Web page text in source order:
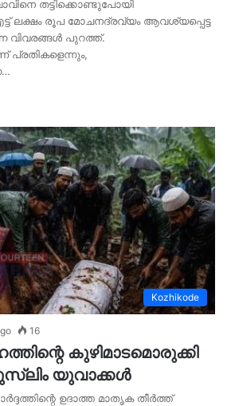
തട്ടിക്കൊണ്ടുപോയി
ലക്ഷം രൂപ മോചനദ്രവ്യം ആവശ്യപ്പെട്ട
വിവരങ്ങൾ പുറത്ത്.
പ്രതികളെന്നും,
Kozhikode
16
കുഴിമാടമൊരുക്കി
യുവാക്കൾ
ഉദാത്ത മാതൃക തീർത്ത്